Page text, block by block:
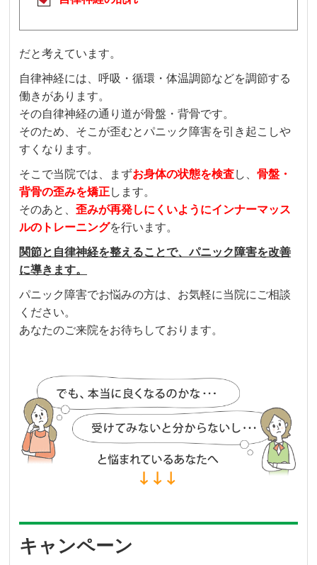
だと考えています。
自律神経には、呼吸・循環・体温調節などを調節する
働きがあります。
その自律神経の通り道が骨盤・背骨です。
そのため、そこが歪むとパニック障害を引き起こしや
すくなります。
そこで当院では、まずお身体の状態を検査し、骨盤・
背骨の歪みを矯正します。
そのあと、歪みが再発しにくいようにインナーマッス
ルのトレーニングを行います。
関節と自律神経を整えることで、パニック障害を改善
に導きます。
パニック障害でお悩みの方は、お気軽に当院にご相談
ください。
あなたのご来院をお待ちしております。
キャンペーン